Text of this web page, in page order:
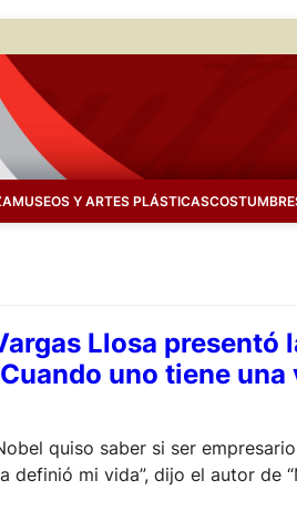
MUSEOS Y ARTES PLÁSTICAS
Llosa presentó
uno tiene
quiso saber si ser
definió mi vida”, dijo el autor de